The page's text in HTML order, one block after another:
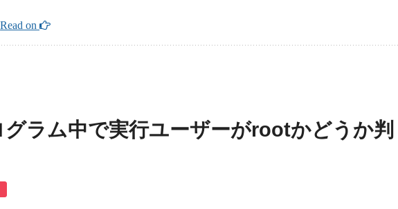
Read on
ラム中で実行ユーザーがrootかどうか判